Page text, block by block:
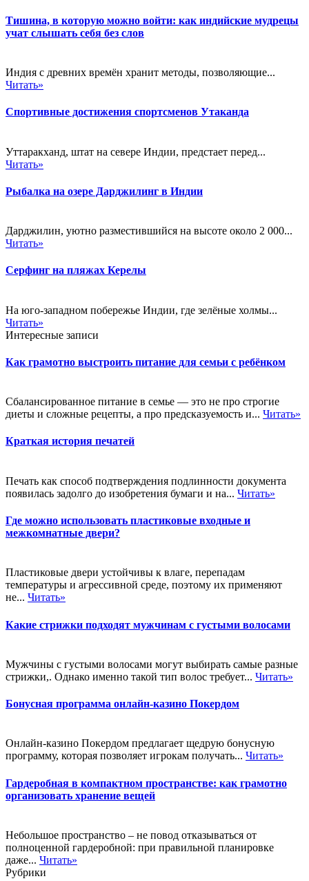
Тишина, в которую можно войти: как индийские мудрецы
учат слышать себя без слов
Индия с древних времён хранит методы, позволяющие...
Читать»
Спортивные достижения спортсменов Утаканда
Уттаракханд, штат на севере Индии, предстает перед...
Читать»
Рыбалка на озере Дарджилинг в Индии
Дарджилин, уютно разместившийся на высоте около 2 000...
Читать»
Серфинг на пляжах Керелы
На юго-западном побережье Индии, где зелёные холмы...
Читать»
Интересные записи
Как грамотно выстроить питание для семьи с ребёнком
Сбалансированное питание в семье — это не про строгие
диеты и сложные рецепты, а про предсказуемость и... Читать»
Краткая история печатей
Печать как способ подтверждения подлинности документа
появилась задолго до изобретения бумаги и на... Читать»
Где можно использовать пластиковые входные и
межкомнатные двери?
Пластиковые двери устойчивы к влаге, перепадам
температуры и агрессивной среде, поэтому их применяют
не... Читать»
Какие стрижки подходят мужчинам с густыми волосами
Мужчины с густыми волосами могут выбирать самые разные
стрижки,. Однако именно такой тип волос требует... Читать»
Бонусная программа онлайн-казино Покердом
Онлайн-казино Покердом предлагает щедрую бонусную
программу, которая позволяет игрокам получать... Читать»
Гардеробная в компактном пространстве: как грамотно
организовать хранение вещей
Небольшое пространство – не повод отказываться от
полноценной гардеробной: при правильной планировке
даже... Читать»
Рубрики